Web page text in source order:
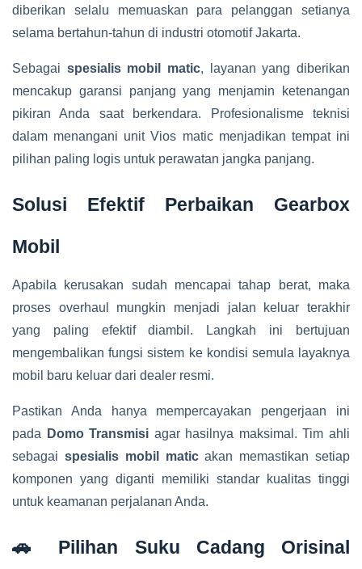
diberikan selalu memuaskan para pelanggan setianya
selama bertahun-tahun di industri otomotif Jakarta.
Sebagai spesialis mobil matic, layanan yang diberikan
mencakup garansi panjang yang menjamin ketenangan
pikiran Anda saat berkendara. Profesionalisme teknisi
dalam menangani unit Vios matic menjadikan tempat ini
pilihan paling logis untuk perawatan jangka panjang.
Solusi Efektif Perbaikan Gearbox
Mobil
Apabila kerusakan sudah mencapai tahap berat, maka
proses overhaul mungkin menjadi jalan keluar terakhir
yang paling efektif diambil. Langkah ini bertujuan
mengembalikan fungsi sistem ke kondisi semula layaknya
mobil baru keluar dari dealer resmi.
Pastikan Anda hanya mempercayakan pengerjaan ini
pada
Domo Transmisi agar hasilnya maksimal. Tim ahli
sebagai spesialis mobil maticakan memastikan setiap
komponen yang diganti memiliki standar kualitas tinggi
untuk keamanan perjalanan Anda.
🚗 Pilihan Suku Cadang Orisinal